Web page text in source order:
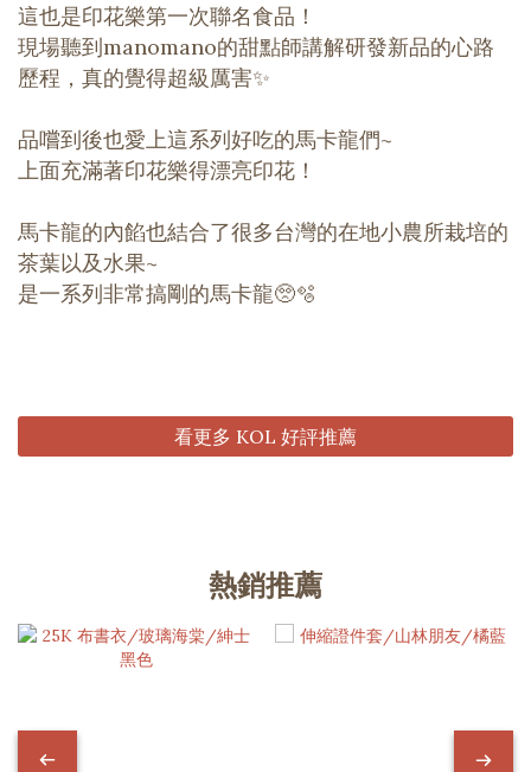
這也是印花樂第一次聯名食品！
現場聽到manomano的甜點師講解研發新品的心路
歷程，真的覺得超級厲害✨
品嚐到後也愛上這系列好吃的馬卡龍們~
上面充滿著印花樂得漂亮印花！
馬卡龍的內餡也結合了很多台灣的在地小農所栽培的
茶葉以及水果~
是一系列非常搞剛的馬卡龍🥺🫧
看更多 KOL 好評推薦
熱銷推薦